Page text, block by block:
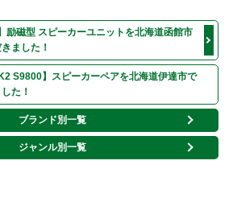
励磁型 スピーカーユニットを北海道函館市
ました！
S9800】スピーカーペアを北海道伊達市で
た！
ブランド別一覧
ジャンル別一覧